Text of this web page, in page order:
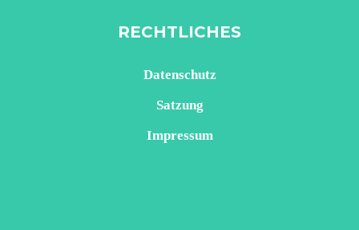
RECHTLICHES
Datenschutz
Satzung
Impressum